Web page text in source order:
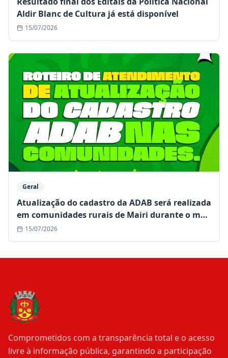
Aldir Blanc de Cultura já está disponível
15/07/2026
Geral
Atualização do cadastro da ADAB será realizada
em comunidades rurais de Mairi durante o mês
de julho
15/07/2026
Comprometidos com a transparência total e o acesso
livre à informação pública, garantindo a participação